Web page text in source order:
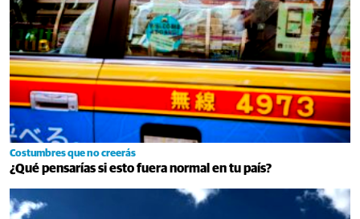
Costumbres que no creerás
¿Qué pensarías si esto fuera normal en tu país?